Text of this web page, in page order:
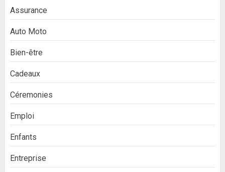
Assurance
Auto Moto
Bien-être
Cadeaux
Céremonies
Emploi
Enfants
Entreprise